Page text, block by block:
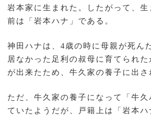
岩本家に生まれた。したがって、生
前は「岩本ハナ」である。
神田ハナは、4歳の時に母親が死ん
居なかった足利の叔母に育てられ
が出来たため、牛久家の養子に出さ
ただ、牛久家の養子になって「牛久
ていたようだが、戸籍上は「岩本ハ